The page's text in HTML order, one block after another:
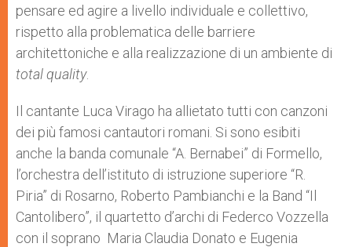
pensare ed agire a livello individuale e collettivo,
rispetto alla problematica delle barriere
architettoniche e alla realizzazione di un ambiente di
total quality.
Il cantante Luca Virago ha allietato tutti con canzoni
dei più famosi cantautori romani. Si sono esibiti
anche la banda comunale “A. Bernabei” di Formello,
l’orchestra dell’istituto di istruzione superiore “R.
Piria” di Rosarno, Roberto Pambianchi e la Band “Il
Cantolibero”, il quartetto d’archi di Federco Vozzella
con il soprano Maria Claudia Donato e Eugenia